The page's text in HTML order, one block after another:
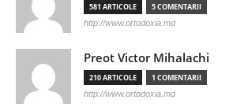
581 ARTICOLE 5 COMENTARII
http://www.ortodoxia.md
Preot Victor Mihalachi
210 ARTICOLE 1 COMENTARII
http://www.ortodoxia.md